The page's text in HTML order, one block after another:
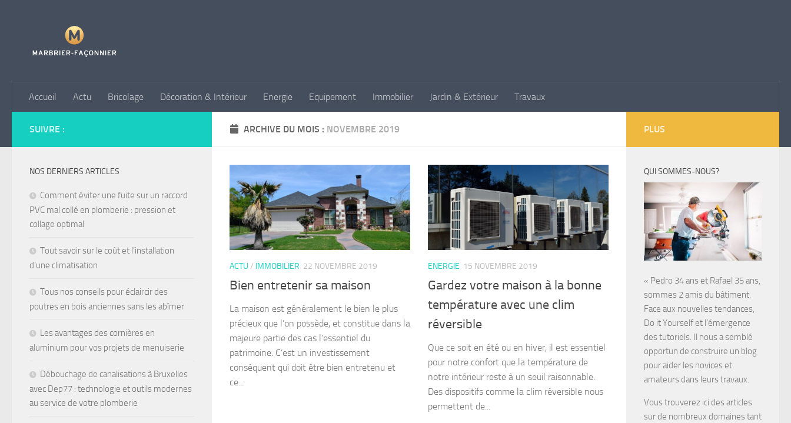
Accueil Actu Bricolage Décoration & Intérieur Energie Equipement Immobilier Jardin & Extérieur Travaux
ARCHIVE DU MOIS : NOVEMBRE 2019
ACTU / IMMOBILIER 22 NOVEMBRE 2019
Bien entretenir sa maison
La maison est généralement le bien le plus
précieux que l’on possède, et constitue dans la
majeure partie des cas l’essentiel du
patrimoine. C’est un investissement
conséquent qui doit être bien entretenu et
ce...
ENERGIE 15 NOVEMBRE 2019
Gardez votre maison à la bonne
température avec une clim
réversible
Que ce soit en été ou en hiver, il est essentiel
pour notre confort que la température de
notre intérieur reste à un seuil raisonnable.
Des dispositifs comme la clim réversible nous
permettent de...
SUIVRE :
NOS DERNIERS ARTICLES
Comment éviter une fuite sur un raccord
PVC mal collé en plomberie : pression et
collage optimal
Tout savoir sur le coût et l’installation
d’une climatisation
Tous nos conseils pour éclaircir des
poutres en bois anciennes sans les abîmer
Les avantages des cornières en
aluminium pour vos projets de menuiserie
Débouchage de canalisations à Bruxelles
avec Dep77 : technologie et outils modernes
au service de votre plomberie
PLUS
QUI SOMMES-NOUS?
« Pedro 34 ans et Rafael 35 ans,
sommes 2 amis du bâtiment.
Face aux nouvelles tendances,
Do it Yourself et l’émergence
des tutoriels. Il nous a semblé
opportun de construire un blog
pour aider les novices et
amateurs dans leurs travaux.
Vous trouverez ici des articles
sur de nombreux domaines tant